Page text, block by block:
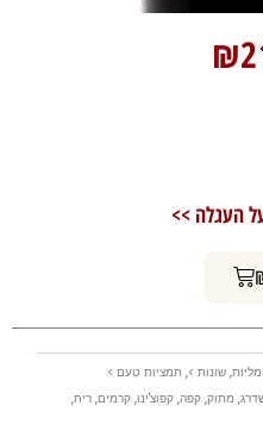
₪
העגלה >>
עגלת קניות
, שונות >, תמציות טעם >
, מתוק, קפה, קפוצ'ינו, קרמים, ריח,